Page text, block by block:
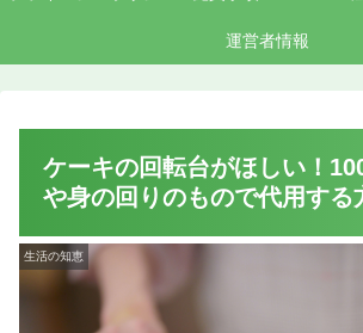
運営者情報
ケーキの回転台がほしい！
や身の回りのもので代用する
生活の知恵